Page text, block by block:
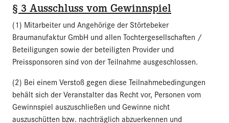
§ 3 Ausschluss vom Gewinnspiel
(1) Mitarbeiter und Angehörige der Störtebeker
Braumanufaktur GmbH und allen Tochtergesellschaften /
Beteiligungen sowie der beteiligten Provider und
Preissponsoren sind von der Teilnahme ausgeschlossen.
(2) Bei einem Verstoß gegen diese Teilnahmebedingungen
behält sich der Veranstalter das Recht vor, Personen vom
Gewinnspiel auszuschließen und Gewinne nicht
auszuschütten bzw. nachträglich abzuerkennen und